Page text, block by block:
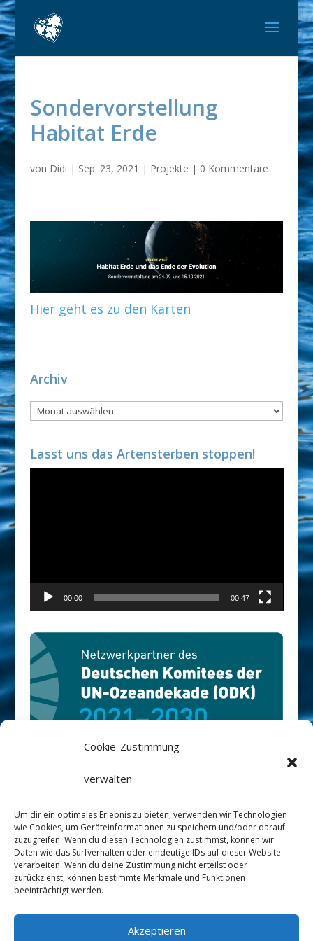
Cookie-Zustimmung
verwalten
Um dir ein optimales Erlebnis zu bieten, verwenden wir Technologien
wie Cookies, um Geräteinformationen zu speichern und/oder darauf
zuzugreifen. Wenn du diesen Technologien zustimmst, können wir
Daten wie das Surfverhalten oder eindeutige IDs auf dieser Website
verarbeiten. Wenn du deine Zustimmung nicht erteilst oder
zurückziehst, können bestimmte Merkmale und Funktionen
beeinträchtigt werden.
Akzeptieren
Sondervorstellung
Habitat Erde
von Didi | Sep. 23, 2021 | Projekte | 0 Kommentare
Hier geht es zu den Karten
Archiv
Archiv
Lasst uns das Artensterben stoppen!
00:00 00:47
Komitees://ozeandekade.de/
Datenschutz Impressum Satzung